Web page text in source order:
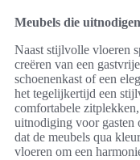
Meubels die
Naast stijlvolle vloeren
creëren van een
schoenenkast of een
het tegelijkertijd een
comfortabele
uitnodiging voor gasten
dat de meubels qua
vloeren om een